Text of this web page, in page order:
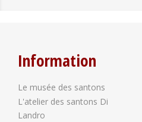
Information
Le musée des santons
L'atelier des santons Di
Landro